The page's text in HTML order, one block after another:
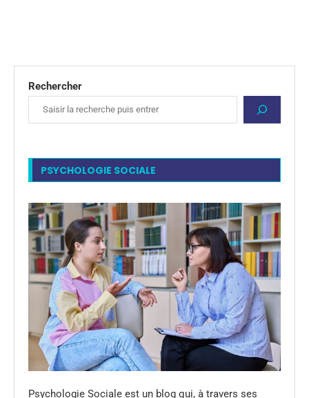
Rechercher
PSYCHOLOGIE SOCIALE
Psychologie Sociale est un blog qui, à travers ses